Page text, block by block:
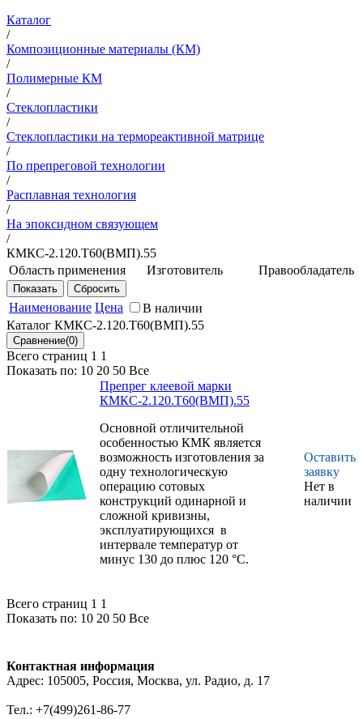
Каталог
/
Композиционные материалы (КМ)
/
Полимерные КМ
/
Стеклопластики
/
Стеклопластики на термореактивной матрице
/
По препреговой технологии
/
Расплавная технология
/
На эпоксидном связующем
/
КМКС-2.120.Т60(ВМП).55
Область применения
Рекомендуется для
изготовления
сотовых
высокопрочных
конструкций из
стеклопластика
Изготовитель
институт" -
ВИАМ
Правообладатель
Наименование Цена
В наличии
Каталог КМКС-2.120.Т60(ВМП).55
Всего страниц 1 1
Показать по: 10 20 50 Все
Препрег клеевой марки
КМКС-2.120.Т60(ВМП).55
Основной отличительной
особенностью КМК является
возможность изготовления за
одну технологическую
операцию сотовых
конструкций одинарной и
сложной кривизны,
эксплуатирующихся в
интервале температур от
минус 130 до плюс 120 °С.
Оставить
заявку
Нет в
наличии
Всего страниц 1 1
Показать по: 10 20 50 Все
Контактная информация
Адрес: 105005, Россия, Москва, ул. Радио, д. 17
Тел.: +7(499)261-86-77